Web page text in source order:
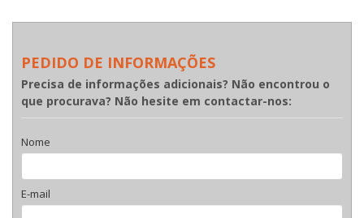
PEDIDO DE INFORMAÇÕES
Precisa de informações adicionais? Não encontrou o
que procurava? Não hesite em contactar-nos:
Nome
E-mail